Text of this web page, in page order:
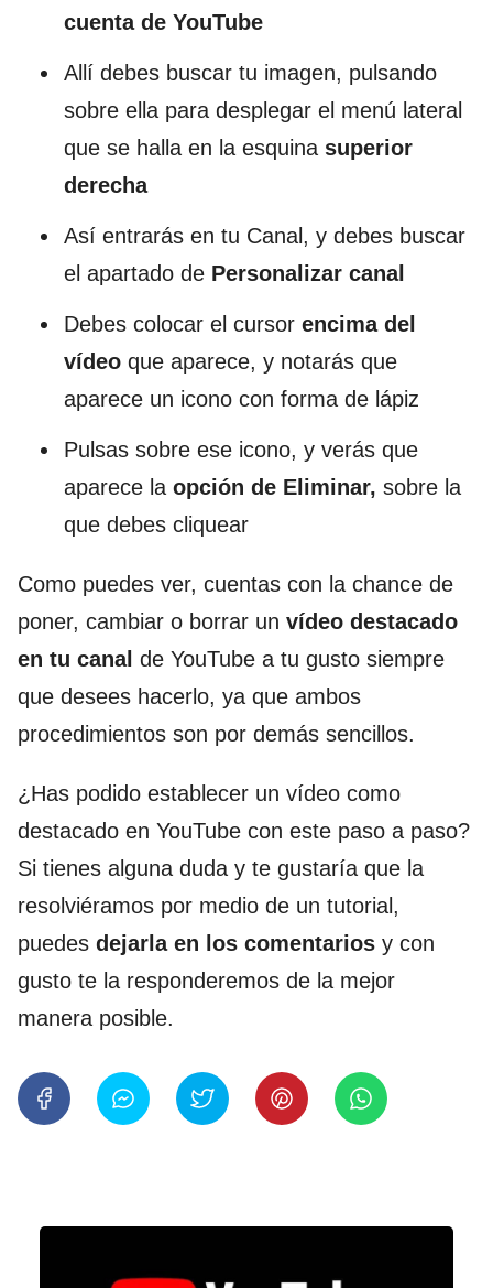
cuenta de YouTube
Allí debes buscar tu imagen, pulsando
sobre ella para desplegar el menú lateral
que se halla en la esquina superior
derecha
Así entrarás en tu Canal, y debes buscar
el apartado de Personalizar canal
Debes colocar el cursor encima del
vídeo que aparece, y notarás que
aparece un icono con forma de lápiz
Pulsas sobre ese icono, y verás que
aparece la opción de Eliminar, sobre la
que debes cliquear
Como puedes ver, cuentas con la chance de
poner, cambiar o borrar un vídeo destacado
en tu canal de YouTube a tu gusto siempre
que desees hacerlo, ya que ambos
procedimientos son por demás sencillos.
¿Has podido establecer un vídeo como
destacado en YouTube con este paso a paso?
Si tienes alguna duda y te gustaría que la
resolviéramos por medio de un tutorial,
puedes dejarla en los comentarios y con
gusto te la responderemos de la mejor
manera posible.